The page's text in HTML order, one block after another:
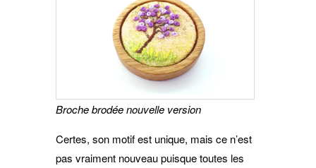
Broche brodée nouvelle version
Certes, son motif est unique, mais ce n’est
pas vraiment nouveau puisque toutes les